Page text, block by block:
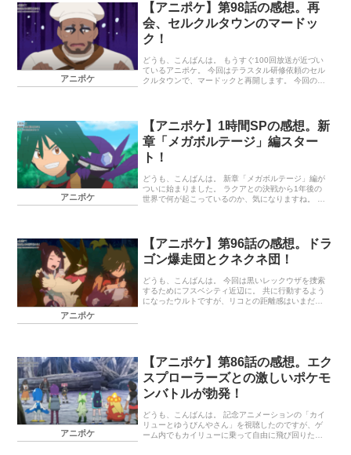
アニポケ
【アニポケ】第98話の感想。再
会、セルクルタウンのマードッ
ク！
どうも、こんばんは。 もうすぐ100回放送が近づい
ているアニポケ。 今回はテラスタル研修依頼のセル
クルタウンで、マードックと再開します。 今回のあ
ウムの調査をしていることを告げるリコたち。それ
を聞き、心配するマードック…。そんな中、ジムリ
ーダー・カエデが提案したのは…リコとカエデのポ
ケモンバトル─！？ （エピソード｜ポケットモンス
ター テレビ東京アニメ公式 のこれまでのお話「第98
す） お話の感想 マードック…
アニポケ
【アニポケ】1時間SPの感想。新
章「メガボルテージ」編スター
ト！
どうも、こんばんは。 新章「メガボルテージ」編が
ついに始まりました。 ラクアとの決戦から1年後の
世界で何が起こっているのか、気になりますね。 今
常な行動をするポケモンの情報を知り、調査する。
そこに、ヤミラミを連れた少年・ウルトも現れ
て…。ロイとウルトが森で目撃したのは、ラクリウ
のラクリウムがなぜ─？一方、リコはセキエイ学園に
通っており…。 （エピソード｜ポケットモンスター
テレビ東京アニメ公式 …
アニポケ
【アニポケ】第96話の感想。ドラ
ゴン爆走団とクネクネ団！
どうも、こんばんは。 今回は黒いレックウザを捜索
するためにフスベシティ近辺に。 共に行動するよう
になったウルトですが、リコとの距離感はいまだに
の三人組！その名も「ドラゴン爆走団」！レックウ
ザについて何か知っているようだが…急にバトルを
吹っ掛けられてしまい…！？ （エピソード｜ポケッ
トモンスター テレビ東京アニメ公式 のこれまでのお
アニポケ
【アニポケ】第86話の感想。エク
スプローラーズとの激しいポケモ
ンバトルが勃発！
どうも、こんばんは。 記念アニメーションの「カイ
リューとゆうびんやさん」を視聴したのですが、ゲ
ーム内でもカイリューに乗って自由に飛び回りたい